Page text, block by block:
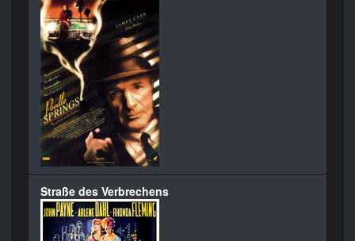
Straße des Verbrechens